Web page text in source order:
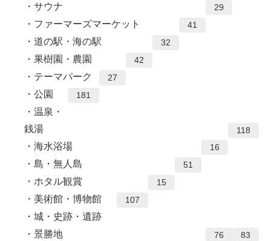
サウナ 29
ファーマーズマーケット 41
道の駅・海の駅 32
果樹園・農園 42
テーマパーク 27
公園 181
温泉・
銭湯
118
海水浴場 16
島・無人島 51
ホタル観賞 15
美術館・博物館 107
城・史跡・遺跡
83
景勝地 76